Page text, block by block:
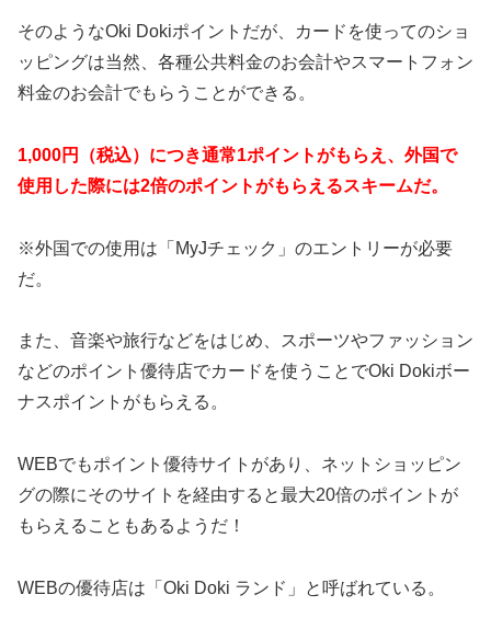
そのようなOki Dokiポイントだが、カードを使ってのショ
ッピングは当然、各種公共料金のお会計やスマートフォン
料金のお会計でもらうことができる。
1,000円（税込）につき通常1ポイントがもらえ、外国で
使用した際には2倍のポイントがもらえるスキームだ。
※外国での使用は「MyJチェック」のエントリーが必要
だ。
また、音楽や旅行などをはじめ、スポーツやファッション
などのポイント優待店でカードを使うことでOki Dokiボー
ナスポイントがもらえる。
WEBでもポイント優待サイトがあり、ネットショッピン
グの際にそのサイトを経由すると最大20倍のポイントが
もらえることもあるようだ！
WEBの優待店は「Oki Doki ランド」と呼ばれている。